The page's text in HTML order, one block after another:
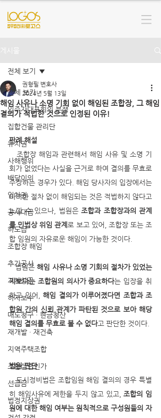
게시물
전체 보기
입주자대표회의 분쟁
집합건물 관리단
유치권
사해행위
배당이의
임차권
공사대금
하도급
조합장 해임
추가공사
지체상금
하자보수
매도청구 · 현금청산
재개발 · 재건축
지역주택조합
조합설립인가
선급금
법정지상권
전체 보기
해임 사유나 소명 기회 없이 해임된 조합장, 그 해임
결의가 적법한 것으로 인정된 이유!
권형필 변호사
2024년 5월 13일
판례 해설
회가 없었다는 사실을 근거로 하여 결의를 무효로
주장하는 경우가 있다. 해임 당사자의 입장에서는
이러한 절차 없이 해임되는 것은 적법하지 않다고
느낄 수 있으나, 법원은 조합과 조합장과의 관계
를 민법상 위임 관계 로 보고 있어, 조합장 또는 조
합 임원의 자유로운 해임이 가능한 것이다.
   법원은
해임 사유나 소명 기회의 절차가 있었는
지보다는 조합원의 의사가 중요하다는 입장을 취
하고 있어, 해임 결의가 이루어졌다면 조합과 조
합원 간의 신뢰 관계가 파탄된 것으로 보아 해당
해임 결의를 무효로 볼 수 없다고 판단한 것이다.
법원 판단
   도시정비법은 조합임원 해임 결의의 경우 특별
히 해임사유에 제한을 두지 않고 있고, 조합의 임
원에 대한 해임 여부는 원칙적으로 구성원들의 자